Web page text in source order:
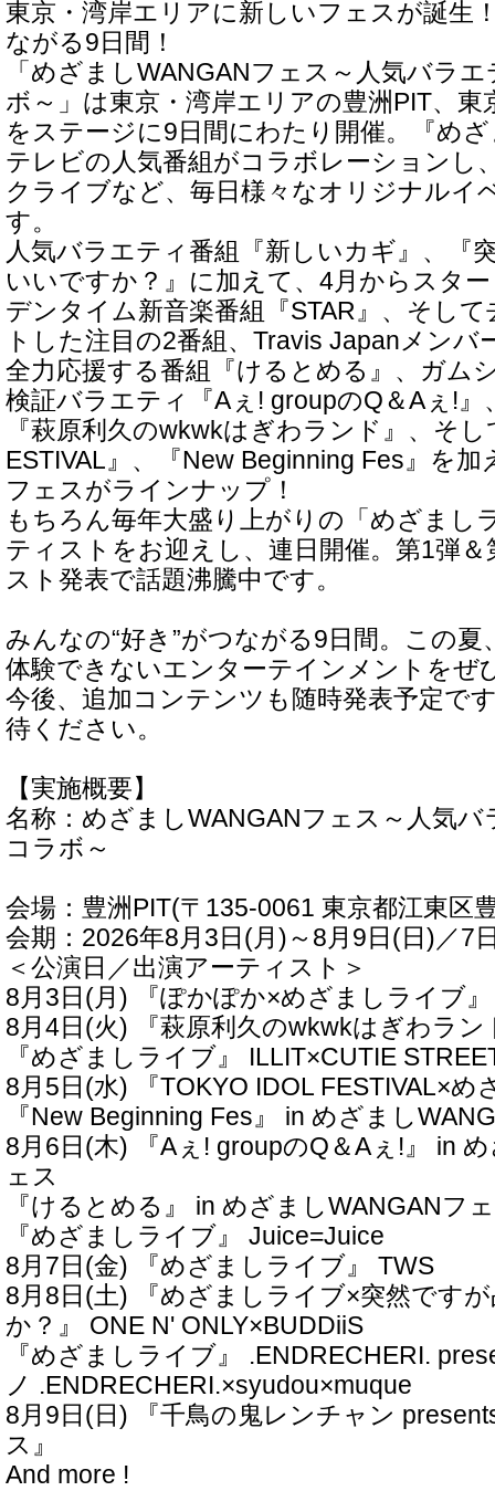
東京・湾岸エリアに新しいフェスが誕生
ながる9日間！
「めざましWANGANフェス～人気バラ
ボ～」は東京・湾岸エリアの豊洲PIT、
をステージに9日間にわたり開催。『め
テレビの人気番組がコラボレーションし
クライブなど、毎日様々なオリジナルイ
す。
人気バラエティ番組『新しいカギ』、『
いいですか？』に加えて、4月からスタ
デンタイム新音楽番組『STAR』、そし
トした注目の2番組、Travis Japanメンバ
全力応援する番組『けるとめる』、ガム
検証バラエティ『Aぇ! groupのQ＆Aぇ!
『萩原利久のwkwkはぎわランド』、そ
ESTIVAL』、『New Beginning Fes』を
フェスがラインナップ！
もちろん毎年大盛り上がりの「めざまし
ティストをお迎えし、連日開催。第1弾
スト発表で話題沸騰中です。
みんなの“好き”がつながる9日間。この夏
体験できないエンターテインメントをぜ
今後、追加コンテンツも随時発表予定で
待ください。
【実施概要】
名称：めざましWANGANフェス～人気
コラボ～
会場：豊洲PIT(〒135-0061 東京都江東区
会期：2026年8月3日(月)～8月9日(日)／7
＜公演日／出演アーティスト＞
8月3日(月) 『ぽかぽか×めざましライブ』
8月4日(火) 『萩原利久のwkwkはぎわラン
『めざましライブ』 ILLIT×CUTIE
8月5日(水) 『TOKYO IDOL FESTIVAL×め
『New Beginning Fes』 in めざまし
8月6日(木) 『Aぇ! groupのQ＆Aぇ!』 in
ェス
『けるとめる』 in めざましWANGANフ
『めざましライブ』 Juice=Juice
8月7日(金) 『めざましライブ』 TWS
8月8日(土) 『めざましライブ×突然です
か？』 ONE N' ONLY×BUDDiiS
『めざましライブ』 .ENDRECHERI.
ノ .ENDRECHERI.×syudou×muque
8月9日(日) 『千鳥の鬼レンチャン
ス』
And more !